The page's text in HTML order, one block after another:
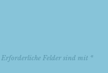
Erforderliche Felder sind mit *